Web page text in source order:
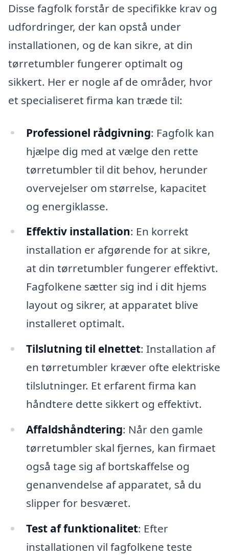
Disse fagfolk forstår de specifikke krav og
udfordringer, der kan opstå under
installationen, og de kan sikre, at din
tørretumbler fungerer optimalt og
sikkert. Her er nogle af de områder, hvor
et specialiseret firma kan træde til:
Professionel rådgivning: Fagfolk kan
hjælpe dig med at vælge den rette
tørretumbler til dit behov, herunder
overvejelser om størrelse, kapacitet
og energiklasse.
Effektiv installation: En korrekt
installation er afgørende for at sikre,
at din tørretumbler fungerer effektivt.
Fagfolkene sætter sig ind i dit hjems
layout og sikrer, at apparatet blive
installeret optimalt.
Tilslutning til elnettet: Installation af
en tørretumbler kræver ofte elektriske
tilslutninger. Et erfarent firma kan
håndtere dette sikkert og effektivt.
Affaldshåndtering: Når den gamle
tørretumbler skal fjernes, kan firmaet
også tage sig af bortskaffelse og
genanvendelse af apparatet, så du
slipper for besværet.
Test af funktionalitet: Efter
installationen vil fagfolkene teste